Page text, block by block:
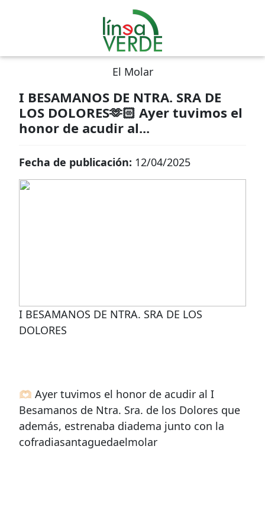
El Molar
I BESAMANOS DE NTRA. SRA DE
LOS DOLORES🫶🏻 Ayer tuvimos el
honor de acudir al...
Fecha de publicación: 12/04/2025
I BESAMANOS DE NTRA. SRA DE LOS
DOLORES
🫶🏻 Ayer tuvimos el honor de acudir al I
Besamanos de Ntra. Sra. de los Dolores que
además, estrenaba diadema junto con la
cofradiasantaguedaelmolar